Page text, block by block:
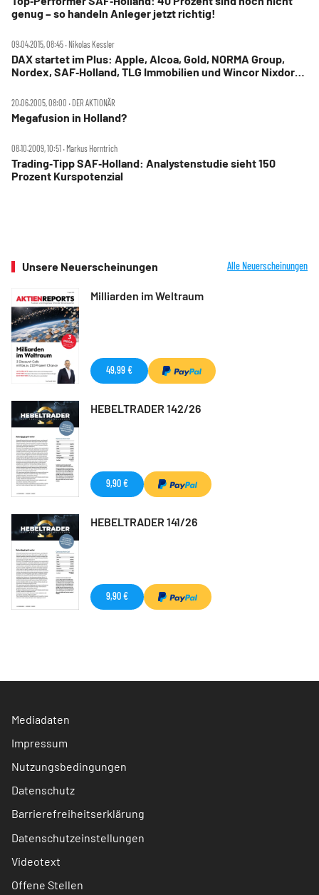
genug – so handeln Anleger jetzt richtig!
09.04.2015, 08:45 ‧ Nikolas Kessler
DAX startet im Plus: Apple, Alcoa, Gold, NORMA Group,
Nordex, SAF‑Holland, TLG Immobilien und Wincor Nixdorf
20.06.2005, 08:00 ‧ DER AKTIONÄR
Megafusion in Holland?
08.10.2009, 10:51 ‧ Markus Horntrich
Trading‑Tipp SAF‑Holland: Analystenstudie sieht 150
Prozent Kurspotenzial
Unsere Neuerscheinungen Alle Neuerscheinungen
Milliarden im Weltraum
49,99 €
HEBELTRADER 142/26
9,90 €
HEBELTRADER 141/26
9,90 €
Mediadaten
Impressum
Nutzungsbedingungen
Datenschutz
Barrierefreiheitserklärung
Datenschutzeinstellungen
Videotext
Offene Stellen